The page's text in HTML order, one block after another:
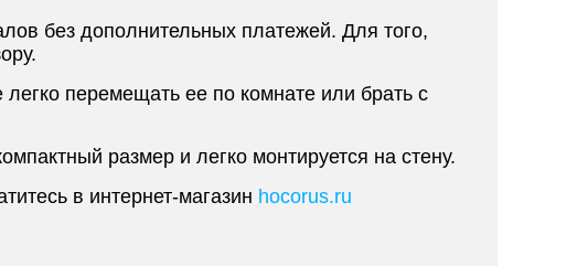
без дополнительных платежей. Для того,
перемещать ее по комнате или брать с
размер и легко монтируется на стену.
в интернет-магазин hocorus.ru